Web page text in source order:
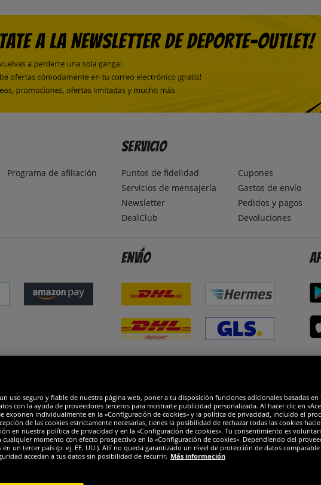
Programa de afiliación
Servicio
Puntos de fidelidad
Servicios de mensajería
Newsletter
DealClub
Cupones
Gastos de envío
Pedidos y pagos
Devoluciones
Envío
uso seguro y fiable de nuestra página web, poner a tu disposición funciones adicionales basadas
con la ayuda de proveedores terceros para mostrarte publicidad personalizada. Al hacer clic en
exponen individualmente en la «Configuración de cookies» y la política de privacidad, incluido el
de las cookies estrictamente necesarias, tienes la posibilidad de rechazar todas las cookies
en nuestra política de privacidad y en la «Configuración de cookies». Tu consentimiento es
momento con efecto prospectivo en la «Configuración de cookies». Dependiendo del
un tercer país (p. ej. EE. UU.). Allí no queda garantizado un nivel de protección de datos comparable
accedan a tus datos sin posibilidad de recurrir. Más información